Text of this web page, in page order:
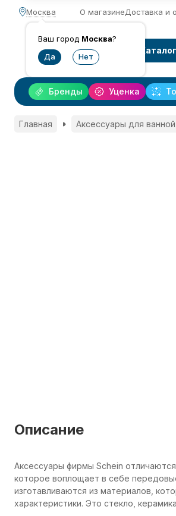
Москва
Ваш город Москва?
О магазинеДоставка и
Каталог
Уценка
Бренды
Главная Аксессуары для ванной
Описание
Аксессуары фирмы Schein
которое воплощает в себе
изготавливаются из материалов,
характеристики. Это стекло,